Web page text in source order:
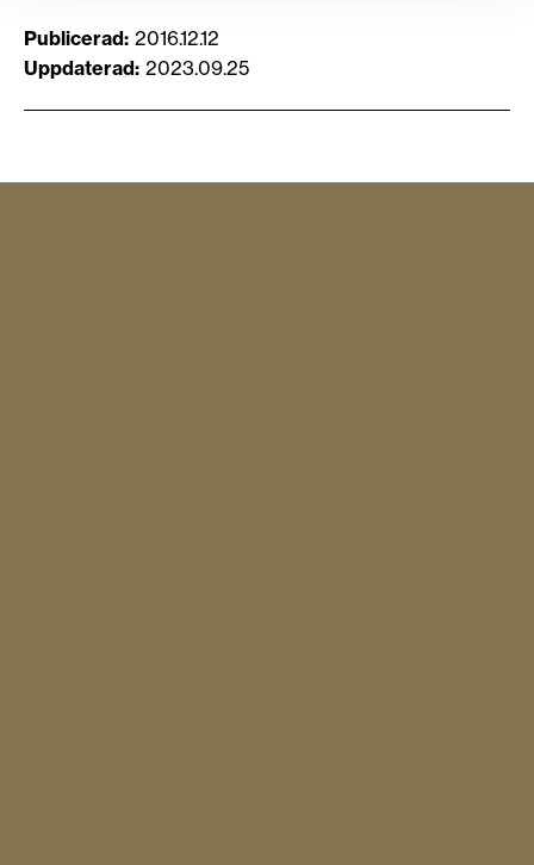
Publicerad 2016.12.12
Uppdaterad 2023.09.25